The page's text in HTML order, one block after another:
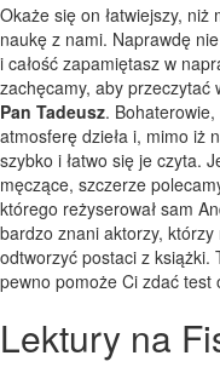
Okaże się on łatwiejszy,
naukę z nami. Naprawdę
i całość zapamiętasz w
zachęcamy, aby przeczytać
Pan Tadeusz.
atmosferę dzieła i, mimo iż
szybko i łatwo się je czyta.
męczące, szczerze
którego reżyserował sam
bardzo znani aktorzy,
odtworzyć postaci z książki.
pewno pomoże Ci zdać test
Lektury na